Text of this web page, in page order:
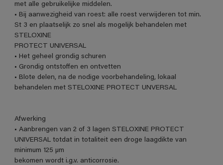
met alle gebruikelijke middelen.
• Bij aanwezigheid van roest: alle roest verwijderen tot min.
St 3 en plaatselijk zo snel als mogelijk behandelen met
STELOXINE
PROTECT UNIVERSAL
• Het geheel grondig schuren
• Grondig ontstoffen en ontvetten
• Blote delen, na de nodige voorbehandeling, lokaal
behandelen met STELOXINE PROTECT UNVERSAL
Afwerking
• Aanbrengen van 2 of 3 lagen STELOXINE PROTECT
UNIVERSAL totdat in totaliteit een droge laagdikte van
minimum 125 µm
bekomen wordt i.g.v. anticorrosie.